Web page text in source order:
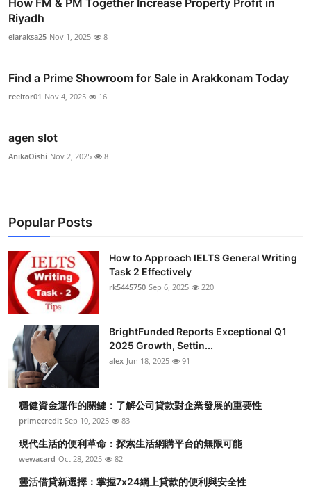
How FM & PM Together Increase Property Profit in
Riyadh
elaraksa25 Nov 1, 2025 8
Find a Prime Showroom for Sale in Arakkonam Today
reeltor01 Nov 4, 2025 16
agen slot
AnikaOishi Nov 2, 2025 8
Popular Posts
How to Approach IELTS General Writing
Task 2 Effectively
rk5445750 Sep 6, 2025 220
BrightFunded Reports Exceptional Q1
2025 Growth, Settin...
alex Jun 18, 2025 91
穩健資金運作的關鍵：了解公司貸款對企業發展的重要性
primecredit Sep 10, 2025 83
現代生活的便利革命：探索生活網購平台的無限可能
wewacard Oct 28, 2025 82
靈活借貸新選擇：掌握7x24網上貸款的便利與安全性